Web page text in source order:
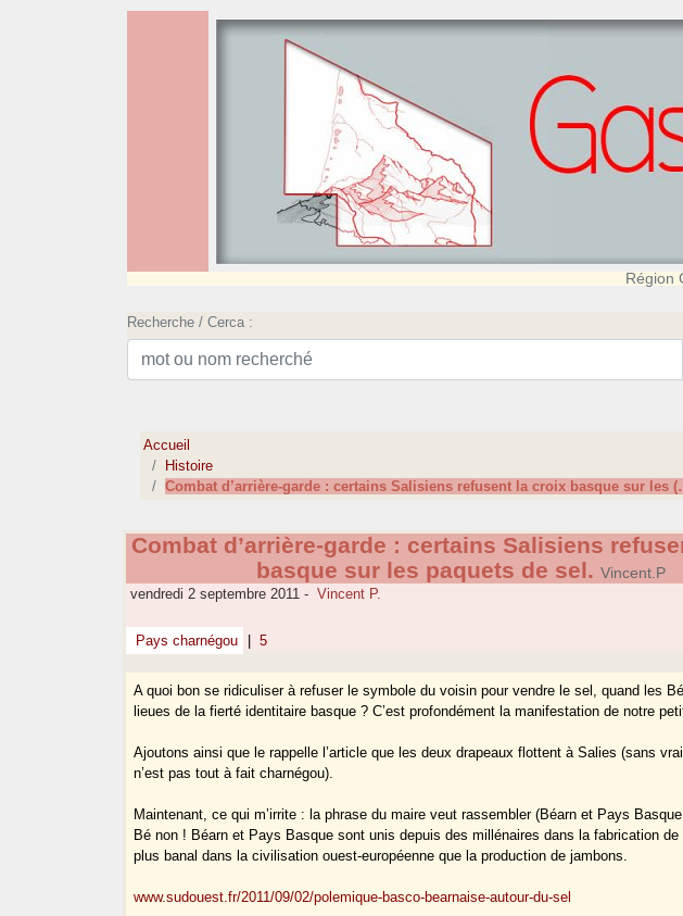
Région
Recherche / Cerca :
Accueil
Histoire
Combat d’arrière-garde : certains Salisiens refusent la croix basque sur les
Combat d’arrière-garde : certains Salisiens
basque sur les paquets de sel. Vincent.P
vendredi 2 septembre 2011 - Vincent P.
Pays charnégou 5
A quoi bon se ridiculiser à refuser le symbole du voisin pour vendre le sel, quand les
lieues de la fierté identitaire basque ? C’est profondément la manifestation de notre
Ajoutons ainsi que le rappelle l’article que les deux drapeaux flottent à Salies (sans
n’est pas tout à fait charnégou).
Maintenant, ce qui m’irrite : la phrase du maire veut rassembler (Béarn et Pays Basque
Bé non ! Béarn et Pays Basque sont unis depuis des millénaires dans la fabrication
plus banal dans la civilisation ouest-européenne que la production de jambons.
www.sudouest.fr/2011/09/02/polemique-basco-bearnaise-autour-du-sel